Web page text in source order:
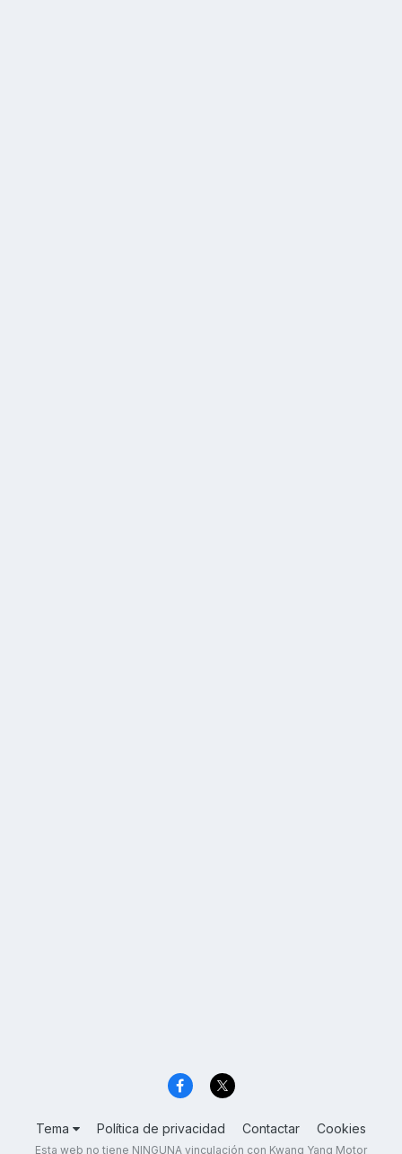
Tema Política de privacidad Contactar Cookies
Esta web no tiene NINGUNA vinculación con Kwang Yang Motor